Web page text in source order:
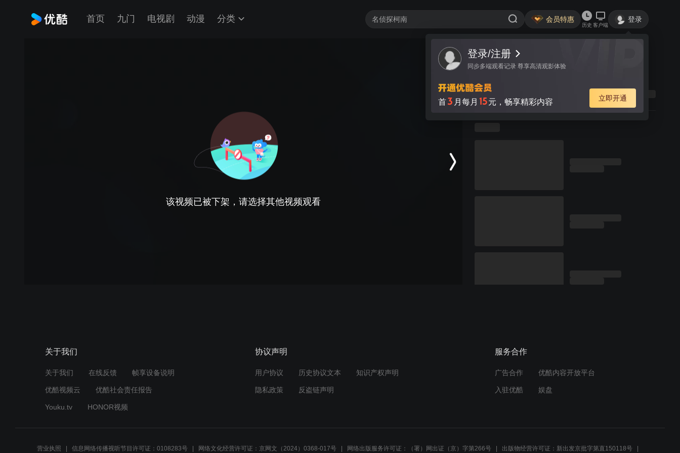
首页 九门 电视剧 动漫 分类 会员特惠
历史 客户端
登录
登录/注册
同步多端观看记录 尊享高清观影体验
首3 月每月 15元，畅享精彩内容 立即开通
该视频已被下架，请选择其他视频观看
关于我们
关于我们 在线反馈 帧享设备说明
优酷视频云 优酷社会责任报告
Youku.tv HONOR视频
协议声明
用户协议 历史协议文本 知识产权声明
隐私政策 反盗链声明
服务合作
广告合作 优酷内容开放平台
入驻优酷 娱盘
营业执照 信息网络传播视听节目许可证：0108283号 网络文化经营许可证：京网文（2024）0368-017号 网络出版服务许可证：（署）网出证（京）字第266号 出版物经营许可证：新出发京批字第直150118号